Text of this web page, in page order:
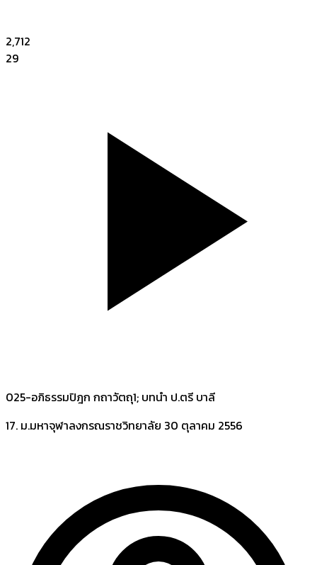
2,712
29
025-อภิธรรมปิฎก กถาวัตถุ1; บทนำ ป.ตรี บาลี
17. ม.มหาจุฬาลงกรณราชวิทยาลัย 30 ตุลาคม 2556